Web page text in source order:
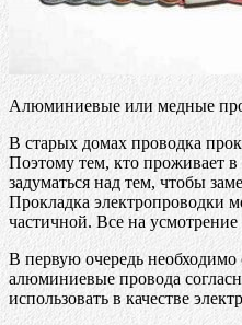
Алюминиевые или медные
В старых домах проводка
Поэтому тем, кто проживает в
задуматься над тем, чтобы
Прокладка электропроводки
частичной. Все на усмотрение
В первую очередь необходимо
алюминиевые провода
использовать в качестве